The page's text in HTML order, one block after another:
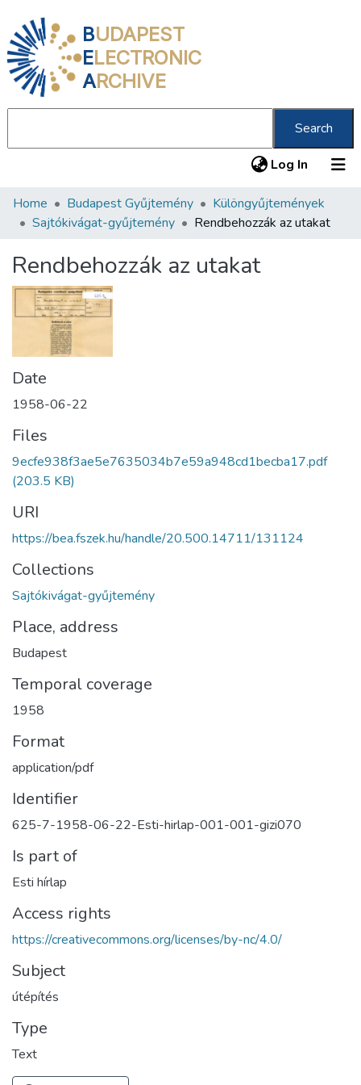
BUDAPEST
ELECTRONIC
ARCHIVE
Search
Log In (current)
Communities & Collections
Statistics
About us
Home Budapest Gyűjtemény
Különgyűjtemények
Sajtókivágat-gyűjtemény
Rendbehozzák az utakat
Rendbehozzák az utakat
Date
1958-06-22
Files
9ecfe938f3ae5e7635034b7e59a948cd1becba17.pdf
(203.5 KB)
URI
https://bea.fszek.hu/handle/20.500.14711/131124
Collections
Sajtókivágat-gyűjtemény
Place, address
Budapest
Temporal coverage
1958
Format
application/pdf
Identifier
625-7-1958-06-22-Esti-hirlap-001-001-gizi070
Is part of
Esti hírlap
Access rights
https://creativecommons.org/licenses/by-nc/4.0/
Subject
útépítés
Type
Text